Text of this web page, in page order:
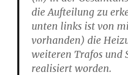
die Aufteilung zu
unten links ist von
vorhanden) die
weiteren Trafos und
realisiert worden.